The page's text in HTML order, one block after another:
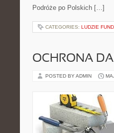
Podróże po Polskich […]
CATEGORIES: LUDZIE
OCHRONA
POSTED BY ADMIN